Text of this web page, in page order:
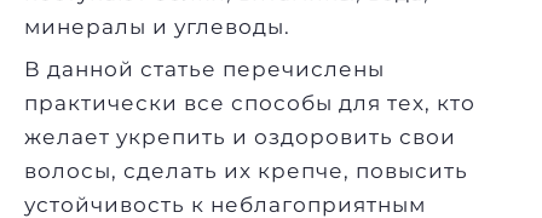
минералы и углеводы.
В данной статье перечислены
практически все способы для тех, кто
желает укрепить и оздоровить свои
волосы, сделать их крепче, повысить
устойчивость к неблагоприятным